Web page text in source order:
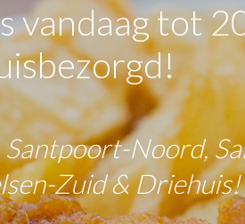
vandaag tot
Noord,
Zuid & Driehuis!